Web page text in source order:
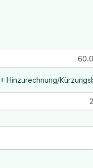
+ Hinzurechnung/